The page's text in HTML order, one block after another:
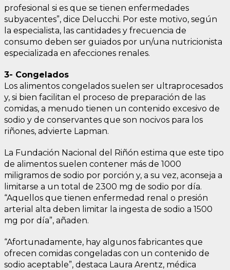
profesional si es que se tienen enfermedades
subyacentes”, dice Delucchi. Por este motivo, según
la especialista, las cantidades y frecuencia de
consumo deben ser guiados por un/una nutricionista
especializada en afecciones renales.
3- Congelados
Los alimentos congelados suelen ser ultraprocesados
y, si bien facilitan el proceso de preparación de las
comidas, a menudo tienen un contenido excesivo de
sodio y de conservantes que son nocivos para los
riñones, advierte Lapman.
La Fundación Nacional del Riñón estima que este tipo
de alimentos suelen contener más de 1000
miligramos de sodio por porción y, a su vez, aconseja a
limitarse a un total de 2300 mg de sodio por día.
“Aquellos que tienen enfermedad renal o presión
arterial alta deben limitar la ingesta de sodio a 1500
mg por día”, añaden.
“Afortunadamente, hay algunos fabricantes que
ofrecen comidas congeladas con un contenido de
sodio aceptable”, destaca Laura Arentz, médica